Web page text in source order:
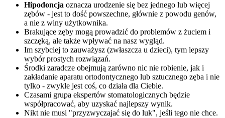
Hipodoncja oznacza urodzenie się bez jednego lub więcej
zębów - jest to dość powszechne, głównie z powodu genów,
a nie z winy użytkownika.
Brakujące zęby mogą prowadzić do problemów z żuciem i
szczęką, ale także wpływać na nasz wygląd.
Im szybciej to zauważysz (zwłaszcza u dzieci), tym lepszy
wybór prostych rozwiązań.
Środki zaradcze obejmują zarówno nic nie robienie, jak i
zakładanie aparatu ortodontycznego lub sztucznego zęba i nie
tylko - zwykle jest coś, co działa dla Ciebie.
Czasami grupa ekspertów stomatologicznych będzie
współpracować, aby uzyskać najlepszy wynik.
Nikt nie musi "przyzwyczajać się do luk", jeśli tego nie chce.